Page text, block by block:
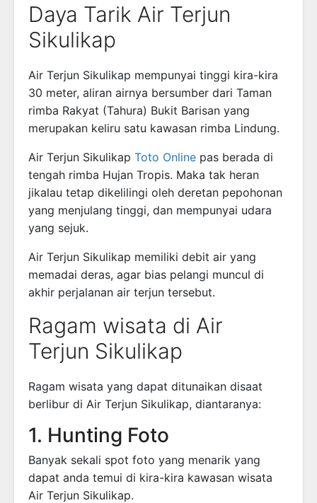
Daya Tarik Air Terjun
Sikulikap
Air Terjun Sikulikap mempunyai tinggi kira-kira
30 meter, aliran airnya bersumber dari Taman
rimba Rakyat (Tahura) Bukit Barisan yang
merupakan keliru satu kawasan rimba Lindung.
Air Terjun Sikulikap Toto Online pas berada di
tengah rimba Hujan Tropis. Maka tak heran
jikalau tetap dikelilingi oleh deretan pepohonan
yang menjulang tinggi, dan mempunyai udara
yang sejuk.
Air Terjun Sikulikap memiliki debit air yang
memadai deras, agar bias pelangi muncul di
akhir perjalanan air terjun tersebut.
Ragam wisata di Air
Terjun Sikulikap
Ragam wisata yang dapat ditunaikan disaat
berlibur di Air Terjun Sikulikap, diantaranya:
1. Hunting Foto
Banyak sekali spot foto yang menarik yang
dapat anda temui di kira-kira kawasan wisata
Air Terjun Sikulikap.